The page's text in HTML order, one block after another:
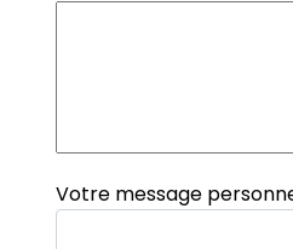
Votre message